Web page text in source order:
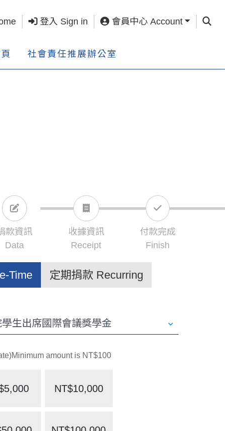
登入 Sign in 會員中心 Account 查詢
社會責任推展辦公室
款資訊
Data
收據資訊
Receipt
付款完成
Finish
Time 定期捐款 Recurring
amount is NT$100
NT$10,000